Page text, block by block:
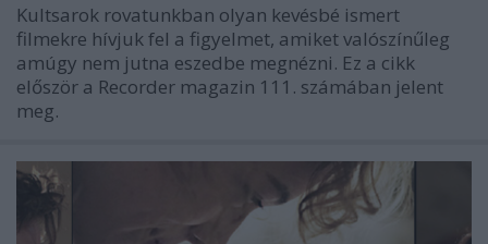
Kultsarok rovatunkban olyan kevésbé ismert
filmekre hívjuk fel a figyelmet, amiket valószínűleg
amúgy nem jutna eszedbe megnézni. Ez a cikk
először a Recorder magazin 111. számában jelent
meg.